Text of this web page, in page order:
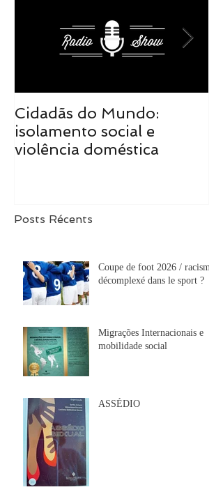
Posts Récents
Cidadãs do Mundo:
isolamento social e
violência doméstica
Coupe de foot 2026 / racisme
décomplexé dans le sport ?
Migrações Internacionais e
mobilidade social
ASSÉDIO